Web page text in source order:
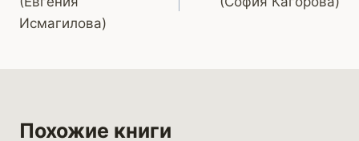
записям
Исмагилова)
Похожие книги